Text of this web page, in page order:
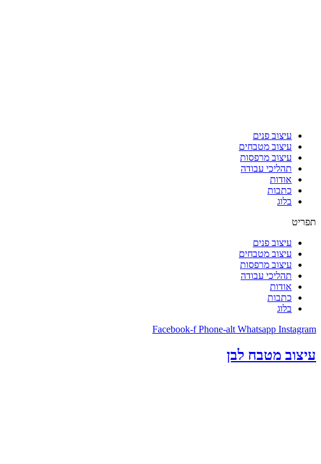
עיצוב פנים
עיצוב מטבחים
עיצוב מרפסות
תהליכי עבודה
אודות
כתבות
בלוג
תפריט
עיצוב פנים
עיצוב מטבחים
עיצוב מרפסות
תהליכי עבודה
אודות
כתבות
בלוג
Facebook-f Phone-alt Whatsapp Instagram
עיצוב מטבח לבן